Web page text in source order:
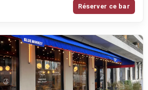
Réserver ce bar